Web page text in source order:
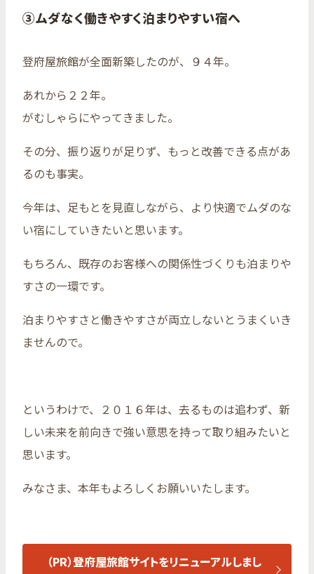
③ムダなく働きやすく泊まりやすい宿へ
登府屋旅館が全面新築したのが、９４年。
あれから２２年。
がむしゃらにやってきました。
その分、振り返りが足りず、もっと改善できる点があ
るのも事実。
今年は、足もとを見直しながら、より快適でムダのな
い宿にしていきたいと思います。
もちろん、既存のお客様への関係性づくりも泊まりや
すさの一環です。
泊まりやすさと働きやすさが両立しないとうまくいき
ませんので。
というわけで、２０１６年は、去るものは追わず、新
しい未来を前向きで強い意思を持って取り組みたいと
思います。
みなさま、本年もよろしくお願いいたします。
（PR）登府屋旅館サイトをリニューアルしまし